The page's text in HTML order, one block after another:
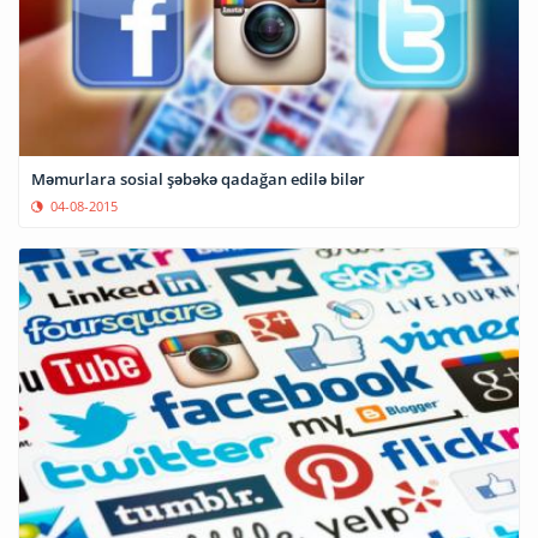
Məmurlara sosial şəbəkə qadağan edilə bilər
04-08-2015